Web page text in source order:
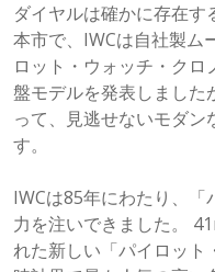
ダイヤルは確かに存在
本市で、IWCは自社製ム
ロット・ウォッチ・ク
盤モデルを発表しました
って、見逃せないモダン
す。
IWCは85年にわたり、
力を注いできました。
れた新しい「パイロット